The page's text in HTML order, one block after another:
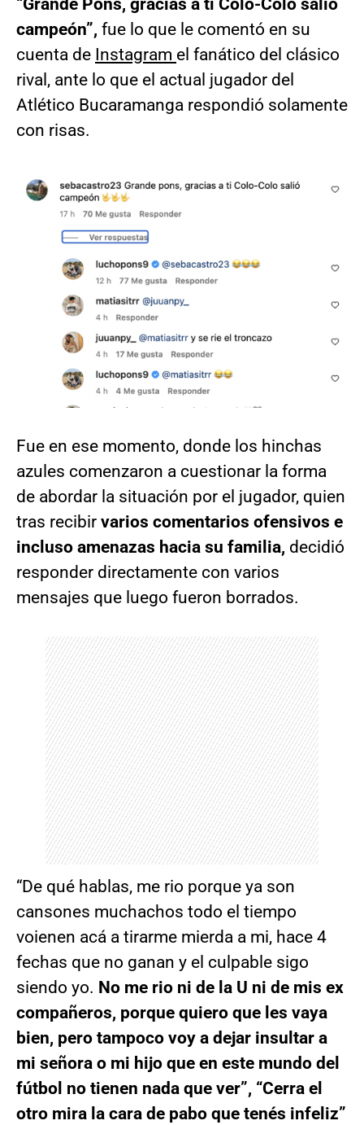
“Grande Pons, gracias a ti Colo-Colo salió
campeón”, fue lo que le comentó en su
cuenta de Instagram el fanático del clásico
rival, ante lo que el actual jugador del
Atlético Bucaramanga respondió solamente
con risas.
Fue en ese momento, donde los hinchas
azules comenzaron a cuestionar la forma
de abordar la situación por el jugador, quien
tras recibir varios comentarios ofensivos e
incluso amenazas hacia su familia, decidió
responder directamente con varios
mensajes que luego fueron borrados.
“De qué hablas, me rio porque ya son
cansones muchachos todo el tiempo
voienen acá a tirarme mierda a mi, hace 4
fechas que no ganan y el culpable sigo
siendo yo. No me rio ni de la U ni de mis ex
compañeros, porque quiero que les vaya
bien, pero tampoco voy a dejar insultar a
mi señora o mi hijo que en este mundo del
fútbol no tienen nada que ver”, “Cerra el
otro mira la cara de pabo que tenés infeliz”